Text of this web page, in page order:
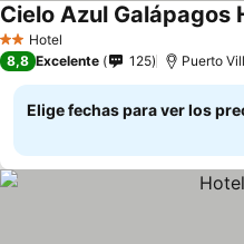
2 Estrellas
Hotel
Cielo Azul Galápagos
8,8 Excelente 125 Puerto
Elige fechas para ver los